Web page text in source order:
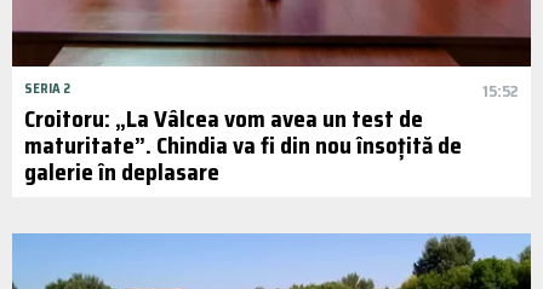
SERIA 2 15:52
Croitoru: „La Vâlcea vom avea un test de
maturitate”. Chindia va fi din nou însoțită de
galerie în deplasare